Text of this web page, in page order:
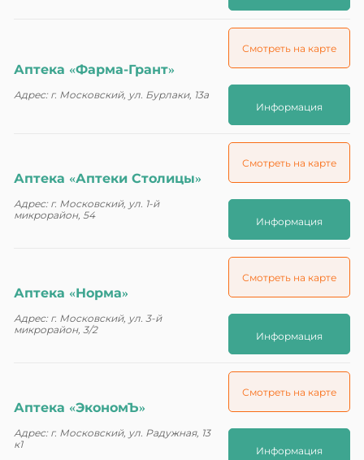
Аптека «Фарма-Грант»
Адрес: г. Московский, ул. Бурлаки, 13а
Смотреть на карте
Информация
Аптека «Аптеки Столицы»
Адрес: г. Московский, ул. 1-й
микрорайон, 54
Смотреть на карте
Информация
Аптека «Норма»
Адрес: г. Московский, ул. 3-й
микрорайон, 3/2
Смотреть на карте
Информация
Аптека «ЭкономЪ»
Адрес: г. Московский, ул. Радужная, 13
к1
Смотреть на карте
Информация